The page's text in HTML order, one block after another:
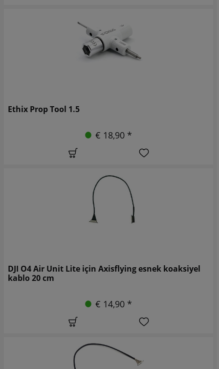
Ethix Prop Tool 1.5
€ 18,90 *
DJI O4 Air Unit Lite için Axisflying esnek koaksiyel
kablo 20 cm
€ 14,90 *